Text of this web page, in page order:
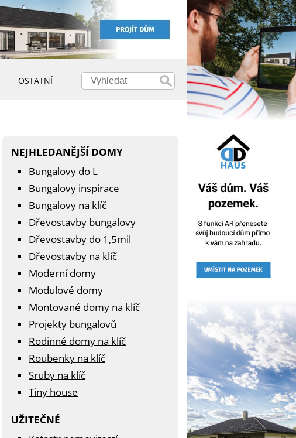
OSTATNÍ
NEJHLEDANĚJŠÍ DOMY
Bungalovy do L
Bungalovy inspirace
Bungalovy na klíč
Dřevostavby bungalovy
Dřevostavby do 1,5mil
Dřevostavby na klíč
Moderní domy
Modulové domy
Montované domy na klíč
Projekty bungalovů
Rodinné domy na klíč
Roubenky na klíč
Sruby na klíč
Tiny house
UŽITEČNÉ